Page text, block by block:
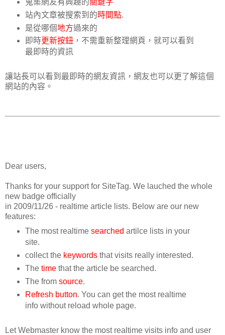
站內文章被搜索到的時間點.
是從哪個地方過來的
即時更新按鈕，不需重新整理網頁，就可以看到
最即時的資訊
讓站長可以看到最即時的網友資訊，網友也可以更了解這個
網站的內容。
Dear users,
Thanks for your support for SiteTag. We lauched the whole
new badge officially
in 2009/11/26 - realtime article lists. Below are our new
features:
The most realtime searched artilce lists in your
site.
collect the keywordsthat visits really interested.
The timethat the article be searched.
The from source.
Refresh button. You can get the most realtime
info without reload whole page.
Let Webmaster know the most realtime visits info and user